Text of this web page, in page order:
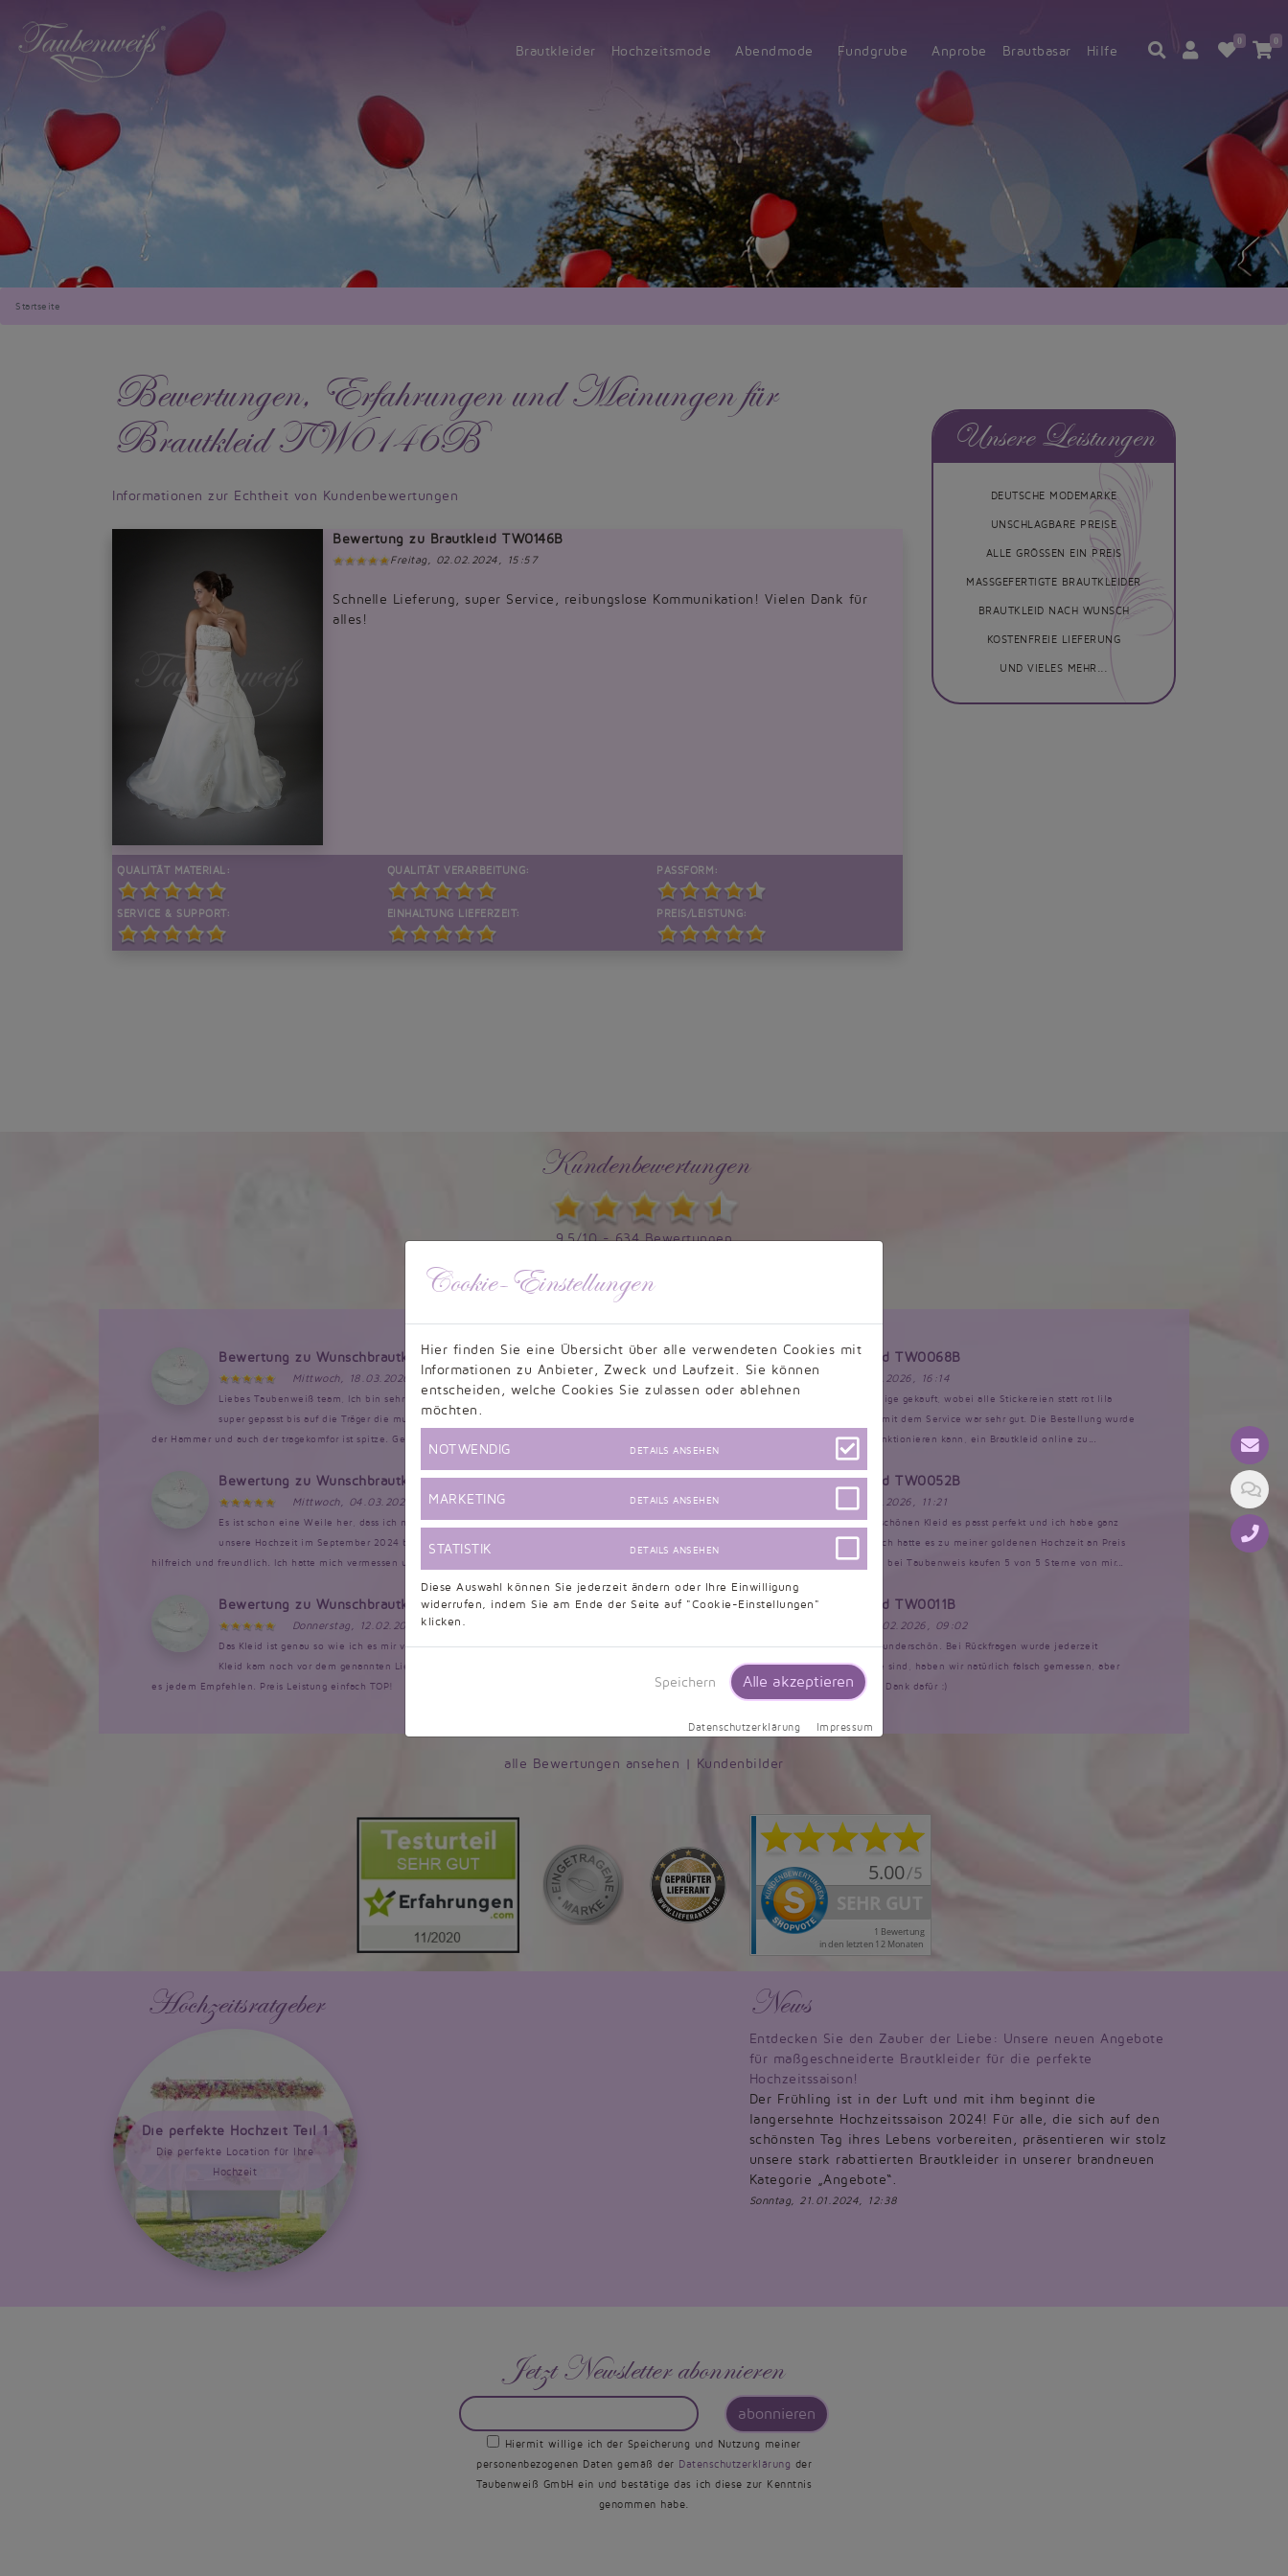
Brautkleider Hochzeitsmode Abendmode Fundgrube Anprobe Brautbasar Hilfe
0 0
Startseite
Bewertungen, Erfahrungen und Meinungen für
Brautkleid TW0146B
Informationen zur Echtheit von Kundenbewertungen
Bewertung zu Brautkleid TW0146B
Freitag, 02.02.2024, 15:57
Schnelle Lieferung, super Service, reibungslose Kommunikation! Vielen Dank für
alles!
QUALITÄT MATERIAL: QUALITÄT VERARBEITUNG: PASSFORM:
SERVICE & SUPPORT: EINHALTUNG LIEFERZEIT: PREIS/LEISTUNG:
Unsere Leistungen
DEUTSCHE MODEMARKE
UNSCHLAGBARE PREISE
ALLE GRÖSSEN EIN PREIS
MASSGEFERTIGTE BRAUTKLEIDER
BRAUTKLEID NACH WUNSCH
KOSTENFREIE LIEFERUNG
UND VIELES MEHR...
Kundenbewertungen
9,5/10 - 634 Bewertungen
Informationen zur Echtheit von Kundenbewertungen
Bewertung zu Wunschbrautkleid
Mittwoch, 18.03.2026, 16:52
Liebes Taubenweiß team, Ich bin sehr begeistert von meinem Kleid. Es hat auch
super gepasst bis auf die Träger die mussten etwas gekürzt werden. Die Farbe war
der Hammer und auch der tragekomfor ist spitze. Genau so hab ich es mir vorgestellt. Von...
Bewertung zu Brautkleid TW0068B
Dienstag, 17.03.2026, 16:14
Das Kleid wurde wie in der Anzeige gekauft, wobei alle Stickereien statt rot lila
gewünscht wurden. Der Kontakt mit dem Service war sehr gut. Die Bestellung wurde
genauso umgesetzt. Ich hatte Sorge, ob das funktionieren kann, ein Brautkleid online zu...
Bewertung zu Wunschbrautkleid
Mittwoch, 04.03.2026, 17:58
Es ist schon eine Weile her, dass ich mein Kleid erhalten habe. Ich hatte es mir für
unsere Hochzeit im September 2024 bestellt. Der Austausch lief super, sehr
hilfreich und freundlich. Ich hatte mich vermessen und falsche Maße angegeben, darauf wurde...
Bewertung zu Brautkleid TW0052B
Dienstag, 17.02.2026, 11:21
Ich bin sehr zufrieden mit dem schönen Kleid es passt perfekt und ich habe ganz
viele Komplimente bekommen Ich hatte es zu meiner goldenen Hochzeit an Preis
Leistung ist top würde immer wieder ein Kleid bei Taubenweis kaufen 5 von 5 Sterne von mir...
Bewertung zu Wunschbrautkleid
Donnerstag, 12.02.2026, 12:04
Das Kleid ist genau so wie ich es mir vorgestellt habe. Die Maße passen genau. Das
Kleid kam noch vor dem genannten Liefertermin unbeschadet bei mir an. Ich kann
es jedem Empfehlen. Preis Leistung einfach TOP!
Bewertung zu Brautkleid TW0011B
Donnerstag, 12.02.2026, 09:02
Das Kleid passt perfekt und ist wunderschön. Bei Rückfragen wurde jederzeit
schnellstens reagiert. Da wir leie sind, haben wir natürlich falsch gemessen, aber
das ist dem Kundenservice aufgefallen, vielen Dank dafür :)
alle Bewertungen ansehen | Kundenbilder
Hochzeitsratgeber
Die perfekte Hochzeit Teil 1
Die perfekte Location für Ihre
Hochzeit
News
Entdecken Sie den Zauber der Liebe: Unsere neuen Angebote
für maßgeschneiderte Brautkleider für die perfekte
Hochzeitssaison!
Der Frühling ist in der Luft und mit ihm beginnt die
langersehnte Hochzeitssaison 2024! Für alle, die sich auf den
schönsten Tag ihres Lebens vorbereiten, präsentieren wir stolz
unsere stark rabattierten Brautkleider in unserer brandneuen
Kategorie „Angebote“.
Sonntag, 21.01.2024, 12:38
Jetzt Newsletter abonnieren
abonnieren
Hiermit willige ich der Speicherung und Nutzung meiner
personenbezogenen Daten gemäß der Datenschutzerklärung der
Taubenweiß GmbH ein und bestätige das ich diese zur Kenntnis
genommen habe.
Cookie-Einstellungen
Hier finden Sie eine Übersicht über alle verwendeten Cookies mit
Informationen zu Anbieter, Zweck und Laufzeit. Sie können
entscheiden, welche Cookies Sie zulassen oder ablehnen
möchten.
NOTWENDIG DETAILS ANSEHEN
MARKETING DETAILS ANSEHEN
STATISTIK DETAILS ANSEHEN
Diese Auswahl können Sie jederzeit ändern oder Ihre Einwilligung
widerrufen, indem Sie am Ende der Seite auf "Cookie-Einstellungen"
klicken.
Speichern Alle akzeptieren
Datenschutzerklärung Impressum